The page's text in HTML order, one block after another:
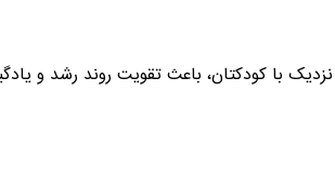
با کودکتان، باعث تقویت روند رشد و